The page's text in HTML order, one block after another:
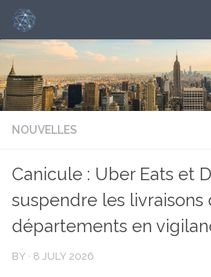
NOUVELLES
Canicule : Uber Eats et
suspendre les livraisons
départements en
BY · 8 JULY 2026